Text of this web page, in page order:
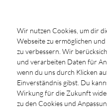
Wir nutzen Cookies, um dir
Webseite zu ermöglichen
zu verbessern. Wir
und verarbeiten Daten für
wenn du uns durch Klicken
Einverständnis gibst. Du
Wirkung für die Zukunft
zu den Cookies und